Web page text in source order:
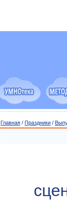
Главная / Праздники /